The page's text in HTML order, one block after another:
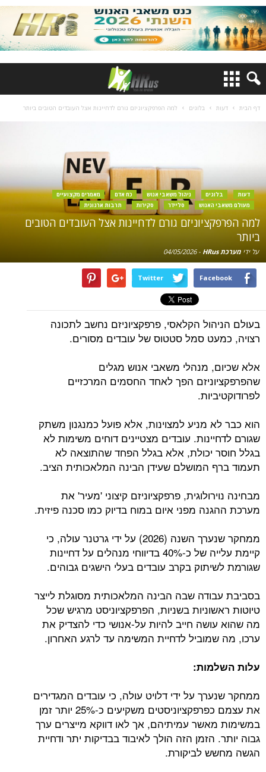
דף הבית דעות בלוגים למה הפרפקציוניזם גורם לדחיינות אצל העובדים הטובים ביותר
דעות בלוגים ניהול משאבי אנוש כח אדם
מאמרים מקצועיים
מעולם משאבי האנוש
סליידר סקירות תרבות ארגונית
למה הפרפקציוניזם גורם לדחיינות אצל העובדים הטובים
ביותר
על ידי מערכת HRus -
04/05/2026
Facebook
Twitter
בעולם הניהול הקלאסי, פרפקציוניזם נחשב לתכונה
רצויה, כמעט סמל סטטוס של עובדים מסורים.
אלא שכיום, מנהלי משאבי אנוש מגלים
שהפרפקציוניזם הפך לאחד החסמים המרכזיים
לפרודוקטיביות.
הוא כבר לא מניע למצוינות, אלא פועל כמנגנון משתק
שגורם לדחיינות. עובדים מצטיינים דוחים משימות לא
בגלל חוסר יכולת, אלא בגלל הפחד שהתוצאה לא
תעמוד ברף המושלם שעידן הבינה המלאכותית הציב.
מבחינה נוירולוגית, פרפקציוניזם קיצוני 'מעיר' את
מערכת ההגנה מפני איום במוח בדיוק כמו סכנה פיזית.
ממחקר שנערך השנה (2026) על ידי גרטנר עולה, כי
קיימת עלייה של כ-40% בדיווחי מנהלים על דחיינות
שגורמת לשיתוק בקרב עובדים בעלי הישגים גבוהים.
בסביבת עבודה שבה הבינה המלאכותית מסוגלת לייצר
טיוטות ראשוניות בשניות, הפרפקציוניסט מרגיש שכל
מה שהוא עושה חייב להיות על-אנושי כדי להצדיק את
ערכו, מה שמוביל לדחיית המשימה עד לרגע האחרון.
עלות השלמות:
ממחקר שנערך על ידי דלויט עולה, כי עובדים המגדירים
את עצמם כפרפקציוניסטים משקיעים כ-25% יותר זמן
במשימות מאשר עמיתיהם, אך לאו דווקא מייצרים ערך
גבוה יותר. הזמן הזה הולך לאיבוד בבדיקות יתר ודחיית
הגשה מחשש לביקורת.